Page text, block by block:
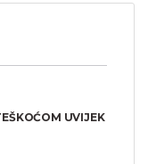
UVIJEK